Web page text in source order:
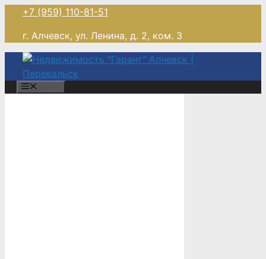
Перейти
содержимому
+7 (959) 110-81-51
г. Алчевск, ул. Ленина, д. 2, ком. 3